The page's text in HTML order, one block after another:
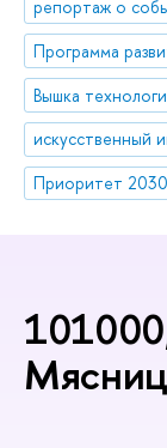
репортаж о
Программа
Вышка
искусственный
Приоритет 2030